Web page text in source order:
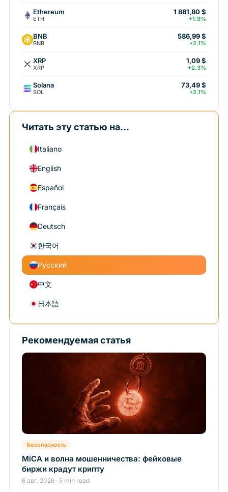
Ethereum
ETH
1 881,80 $
+1.9%
BNB
BNB
586,99 $
+2.1%
XRP
XRP
1,09 $
+2.3%
Solana
SOL
73,49 $
+2.1%
Читать эту статью на...
Italiano
English
Español
Français
Deutsch
한국어
Русский
中文
日本語
Рекомендуемая статья
Безопасность
MiCA и волна мошенничества: фейковые
биржи крадут крипту
6 авг. 2026 · 5 min read